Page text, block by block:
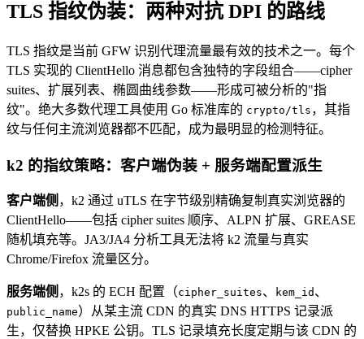
TLS 指纹伪装：两种对抗 DPI 的路线
TLS 指纹是当前 GFW 识别代理流量最有效的技术之一。每个
TLS 实现的 ClientHello 消息都包含独特的字段组合——cipher
suites、扩展列表、椭圆曲线参数——形成可被分析的"指
纹"。绝大多数代理工具使用 Go 标准库的 crypto/tls ，其指
纹与任何主流浏览器都不匹配，成为最明显的检测特征。
k2 的指纹策略：客户端伪装 + 服务端配置派生
客户端侧 ，k2 通过 uTLS 在字节级别精确复制真实浏览器的
ClientHello——包括 cipher suites 顺序、ALPN 扩展、GREASE
随机填充等。JA3/JA4 分析工具无法将 k2 流量与真实
Chrome/Firefox 流量区分。
服务端侧 ，k2s 的 ECH 配置（cipher_suites、 kem_id 、
public_name）从某主流 CDN 的真实 DNS HTTPS 记录派
生，仅替换 HPKE 公钥。TLS 记录填充长度定期与该 CDN 的